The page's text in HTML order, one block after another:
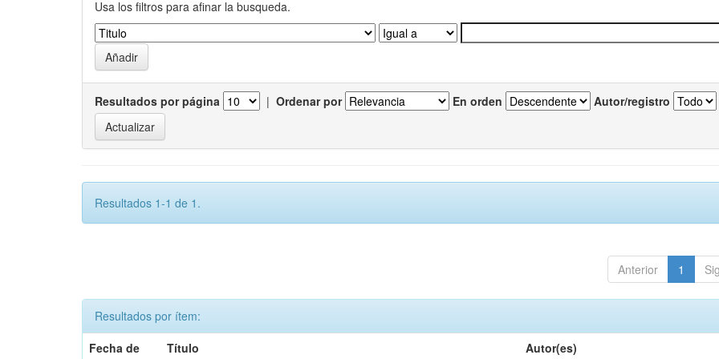
Usa los filtros para afinar la busqueda.
Resultados por página | Ordenar por En orden Autor/registro
Resultados 1-1 de 1.
Anterior 1
Resultados por ítem:
Fecha de
Título Autor(es)